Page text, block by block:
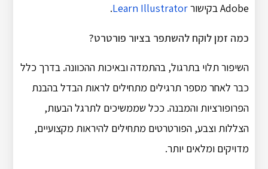
Adobe בקישור
Learn Illustrator
.
כמה זמן לוקח להשתפר בציור פורטרט?
השיפור תלוי בתרגול, בהתמדה ובאיכות ההכוונה. בדרך כלל
כבר לאחר מספר תרגילים מתחילים לראות הבדל בהבנת
הפרופורציות והמבנה. ככל שממשיכים לתרגל הבעות,
הצללות וצבע, הפורטרטים מתחילים להיראות מקצועיים,
מדויקים ומלאים יותר.